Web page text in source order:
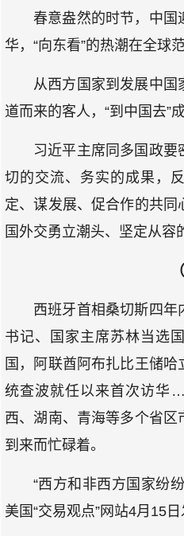
春意盎然的时节，中国
华，“向东看”的热潮在全球
从西方国家到发展中国
道而来的客人，“到中国去”
习近平主席同多国政
切的交流、务实的成果，
定、谋发展、促合作的共
国外交勇立潮头、坚定从容
西班牙首相桑切斯四年
书记、国家主席苏林当选
国，阿联酋阿布扎比王储
统查波就任以来首次访华
西、湖南、青海等多个省
到来而忙碌着。
“西方和非西方国家纷
美国“交易观点”网站4月15日